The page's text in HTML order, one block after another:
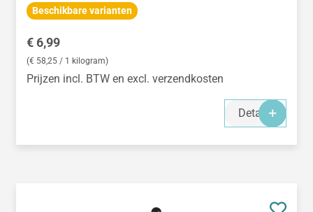
Beschikbare varianten
Normale prijs:
€ 6,99
(€ 58,25 / 1 kilogram)
Prijzen incl. BTW en excl. verzendkosten
Details